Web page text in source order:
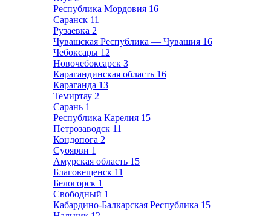
Республика Мордовия 16
Саранск 11
Рузаевка 2
Чувашская Республика — Чувашия 16
Чебоксары 12
Новочебоксарск 3
Карагандинская область 16
Караганда 13
Темиртау 2
Сарань 1
Республика Карелия 15
Петрозаводск 11
Кондопога 2
Суоярви 1
Амурская область 15
Благовещенск 11
Белогорск 1
Свободный 1
Кабардино-Балкарская Республика 15